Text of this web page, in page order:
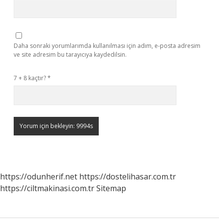
Daha sonraki yorumlarımda kullanılması için adım, e-posta adresim
ve site adresim bu tarayıcıya kaydedilsin.
7 + 8 kaçtır?*
https://odunherif.net https://dostelihasar.com.tr
https://ciltmakinasi.com.trSitemap